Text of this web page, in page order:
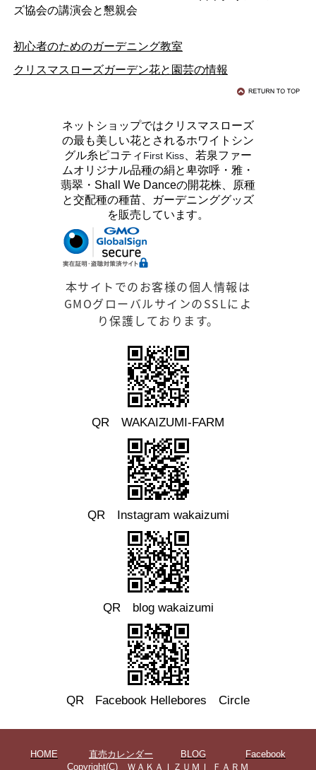
ズ協会の講演会と懇親会
初心者のためのガーデニング教室
クリスマスローズガーデン花と園芸の情報
ネットショップではクリスマスローズ
の最も美しい花とされるホワイトシン
グル糸ピコティ First Kiss 、若泉ファー
ムオリジナル品種の絹と卑弥呼・雅・
翡翠・Shall We Danceの開花株、原種
と交配種の種苗、ガーデニンググッズ
を販売しています。
本サイトでのお客様の個人情報は
GMOグローバルサインのSSLによ
り保護しております。
QR WAKAIZUMI-FARM
QR Instagram wakaizumi
QR blog wakaizumi
QR Facebook Hellebores Circle
HOME 直売カレンダー BLOG
Facebook
Copyright(C) ＷＡＫＡＩＺＵＭＩ ＦＡＲＭ